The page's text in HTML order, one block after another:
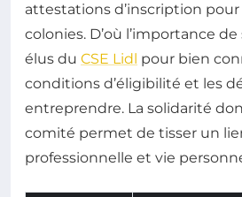
attestations d’inscription
colonies. D’où l’importance
élus du CSE Lidl pour bien
conditions d’éligibilité et les
entreprendre. La solidarité
comité permet de tisser un
professionnelle et vie